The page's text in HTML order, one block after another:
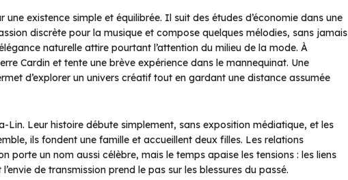
existence simple et équilibrée. Il suit des études d’économie dans une
discrète pour la musique et compose quelques mélodies, sans jamais
naturelle attire pourtant l’attention du milieu de la mode. À
Cardin et tente une brève expérience dans le mannequinat. Une
d’explorer un univers créatif tout en gardant une distance assumée
Lin. Leur histoire débute simplement, sans exposition médiatique, et les
ils fondent une famille et accueillent deux filles. Les relations
porte un nom aussi célèbre, mais le temps apaise les tensions : les liens
de transmission prend le pas sur les blessures du passé.